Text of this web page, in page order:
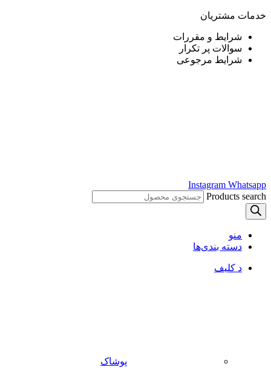
خدمات مشتریان
شرایط و مقررات
سوالات پر تکرار
شرایط مرجوعی
Instagram Whatsapp
Products search
منو
دسته بندی‌ها
د کلیف
پوشاک